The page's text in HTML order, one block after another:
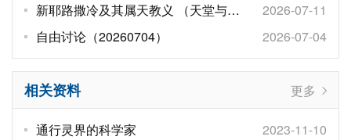
​新耶路撒冷及其属天教义 （天堂与地
狱，以及教会—1）
2026-07-11
自由讨论（20260704）
2026-07-04
相关资料 更多
通行灵界的科学家
2023-11-10